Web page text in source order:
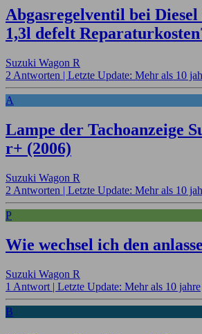
Abgasregelventil bei
1,3l defelt
Suzuki Wagon R
2 Antworten | Letzte Update: Mehr als 10
A
Lampe der Tachoanzeige
r+ (2006)
Suzuki Wagon R
2 Antworten | Letzte Update: Mehr als 10
P
Wie wechsel ich den
Suzuki Wagon R
1 Antwort | Letzte Update: Mehr als 10 jahre
B